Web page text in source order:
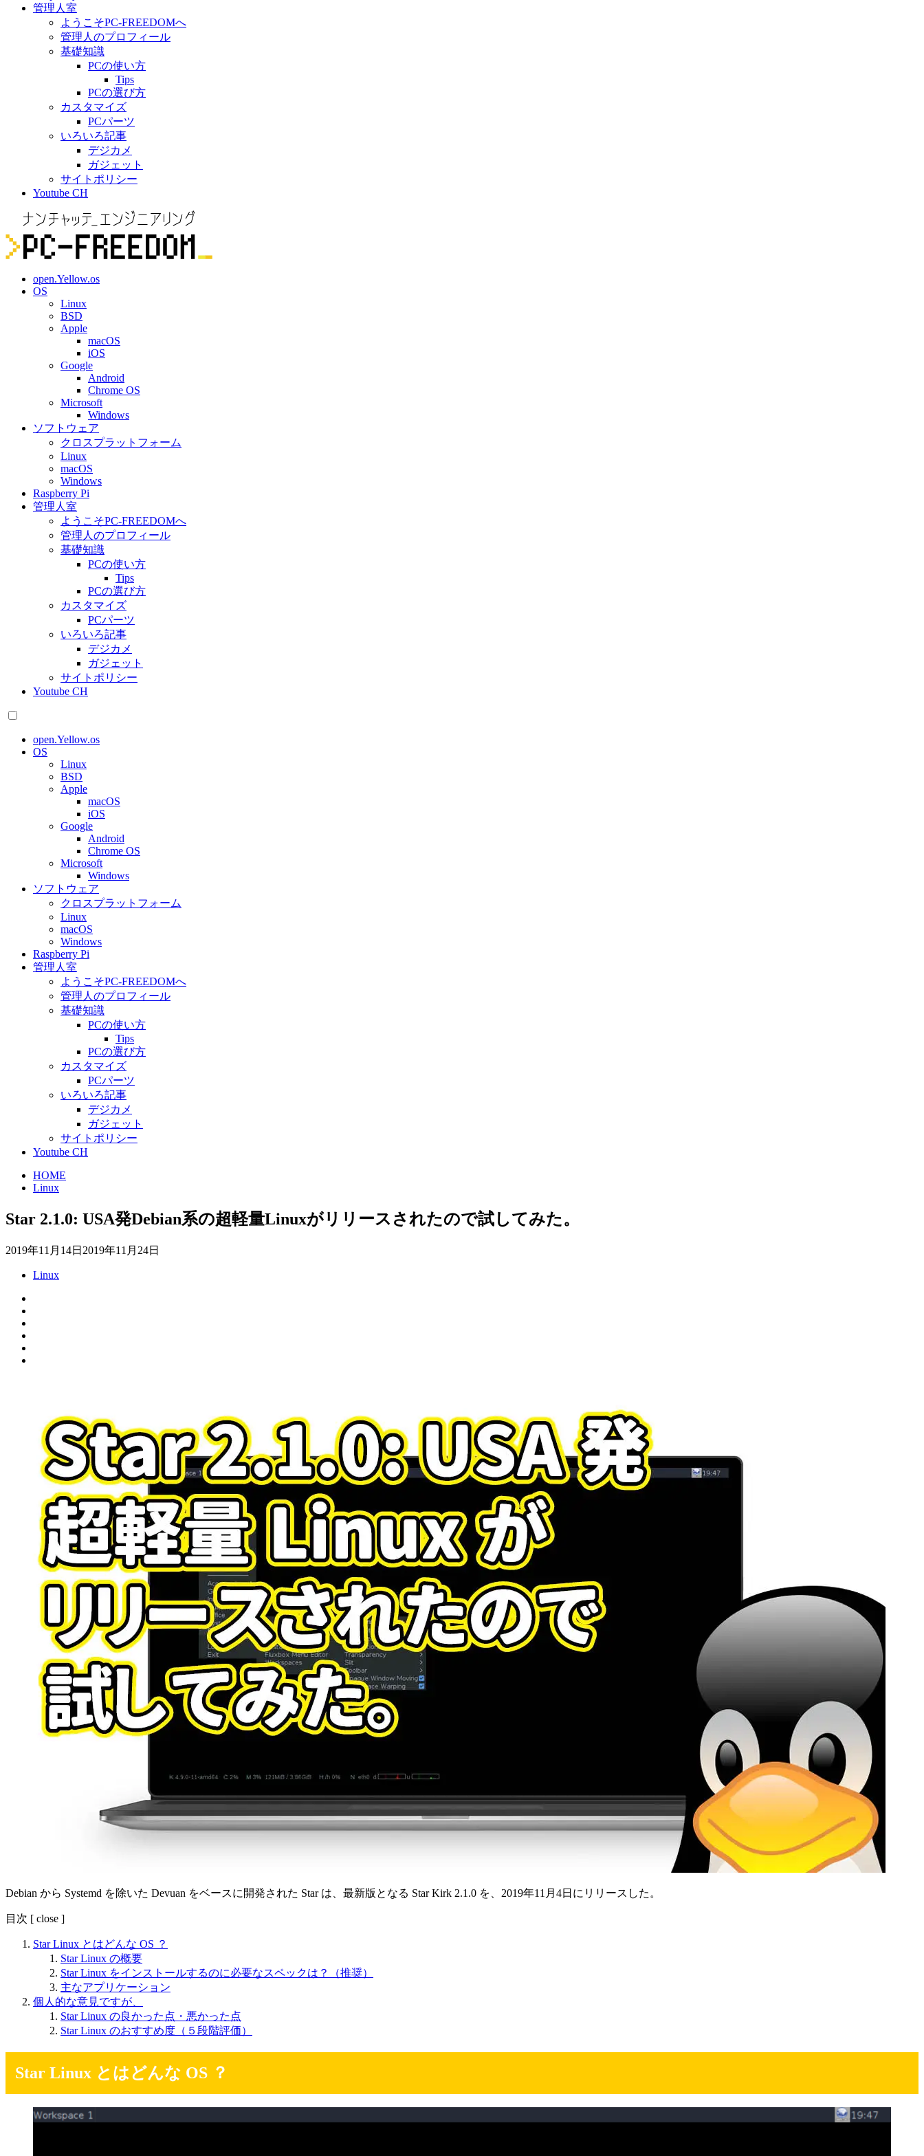
管理人室
ようこそPC-FREEDOMへ
管理人のプロフィール
基礎知識
PCの使い方
Tips
PCの選び方
カスタマイズ
PCパーツ
いろいろ記事
デジカメ
ガジェット
サイトポリシー
Youtube CH
open.Yellow.os
OS
Linux
BSD
Apple
macOS
iOS
Google
Android
Chrome OS
Microsoft
Windows
ソフトウェア
クロスプラットフォーム
Linux
macOS
Windows
Raspberry Pi
管理人室
ようこそPC-FREEDOMへ
管理人のプロフィール
基礎知識
PCの使い方
Tips
PCの選び方
カスタマイズ
PCパーツ
いろいろ記事
デジカメ
ガジェット
サイトポリシー
Youtube CH
open.Yellow.os
OS
Linux
BSD
Apple
macOS
iOS
Google
Android
Chrome OS
Microsoft
Windows
ソフトウェア
クロスプラットフォーム
Linux
macOS
Windows
Raspberry Pi
管理人室
ようこそPC-FREEDOMへ
管理人のプロフィール
基礎知識
PCの使い方
Tips
PCの選び方
カスタマイズ
PCパーツ
いろいろ記事
デジカメ
ガジェット
サイトポリシー
Youtube CH
HOME
Linux
Star 2.1.0: USA発Debian系の超軽量Linuxがリリースされたので試してみた。
2019年11月14日 2019年11月24日
Linux
Debian から Systemd を除いた Devuan をベースに開発された Star は、最新版となる Star Kirk 2.1.0 を、2019年11月4日にリリースした。
目次 [ close ]
Star Linux とはどんな OS ？
Star Linux の概要
Star Linux をインストールするのに必要なスペックは？（推奨）
主なアプリケーション
個人的な意見ですが、
Star Linux の良かった点・悪かった点
Star Linux のおすすめ度（５段階評価）
Star Linux とはどんな OS ？